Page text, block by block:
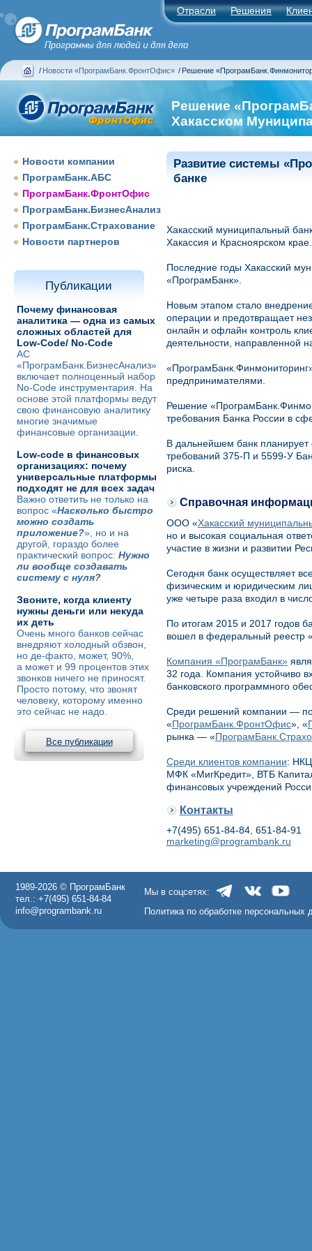
Отрасли Решения
/ Новости «ПрограмБанк.ФронтОфис» / Решение
Решение
Хакасском
Новости компании
ПрограмБанк.АБС
ПрограмБанк.ФронтОфис
ПрограмБанк.БизнесАнализ
ПрограмБанк.Страхование
Новости партнеров
Публикации
Почему финансовая
аналитика — одна из самых
сложных областей для
Low-Code/ No-Code
АС
«ПрограмБанк.БизнесАнализ»
включает полноценный набор
No-Code инструментария. На
основе этой платформы ведут
свою финансовую аналитику
многие значимые
финансовые организации.
Low-code в финансовых
организациях: почему
универсальные платформы
подходят не для всех задач
Важно ответить не только на
вопрос «Насколько быстро
можно создать
приложение?», но и на
другой, гораздо более
практический вопрос: Нужно
ли вообще создавать
систему с нуля?
Звоните, когда клиенту
нужны деньги или некуда
их деть
Очень много банков сейчас
внедряют холодный обзвон,
но де-факто, может, 90%,
а может и 99 процентов этих
звонков ничего не приносят.
Просто потому, что звонят
человеку, которому именно
это сейчас не надо.
Все публикации
Развитие системы
банке
Хакасский муниципальный
Хакассия и Красноярском крае.
Последние годы Хакасский
«ПрограмБанк».
Новым этапом стало
операции и предотвращает
онлайн и офлайн контроль
деятельности, направленной
предпринимателями.
Решение
требования Банка России в
В дальнейшем банк
требований 375-П и 5599-У
риска.
Справочная
ООО «Хакасский
но и высокая социальная
участие в жизни и развитии
Сегодня банк осуществляет
физическим и юридическим
уже четыре раза входил в
По итогам 2015 и 2017 годов
вошел в федеральный реестр
Компания «ПрограмБанк»
32 года. Компания устойчиво
банковского программного
Среди решений компании —
«ПрограмБанк.ФронтОфис», «
рынка — «
Среди клиентов компании: НКЦ
МФК «МигКредит», ВТБ
финансовых учреждений
Контакты
+7(495) 651-84-84, 651-84-91
marketing@programbank.ru
1989-2026 © ПрограмБанк
тел.: +7(495) 651-84-84
info@programbank.ru
Мы в соцсетях:
Политика по обработке персональных